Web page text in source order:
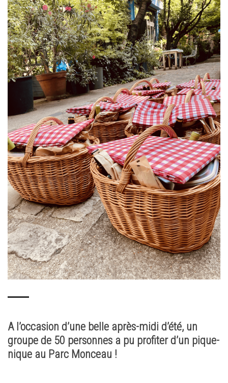
A l’occasion d’une belle après-midi d’été, un
groupe de 50 personnes a pu profiter d’un pique-
nique au Parc Monceau !